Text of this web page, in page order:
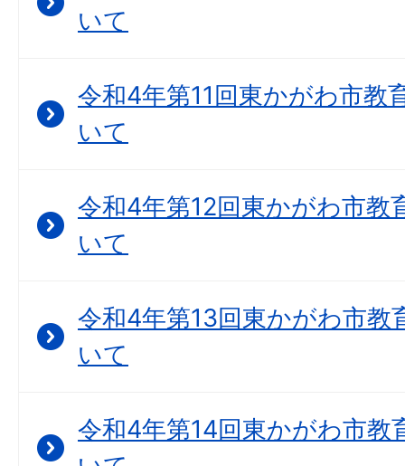
いて
令和4年第11回東かがわ市教
いて
令和4年第12回東かがわ市教
いて
令和4年第13回東かがわ市教
いて
令和4年第14回東かがわ市教